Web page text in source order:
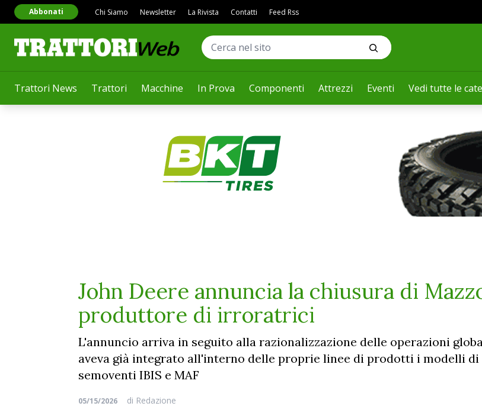
Trattori News Trattori Macchine In Prova Componenti Attrezzi Eventi Vedi tutte le
Abbonati Chi Siamo Newsletter La Rivista Contatti Feed Rss
John Deere annuncia la chiusura di
produttore di irroratrici
L'annuncio arriva in seguito alla razionalizzazione delle operazioni
aveva già integrato all'interno delle proprie linee di prodotti i modelli
semoventi IBIS e MAF
05/15/2026 di Redazione